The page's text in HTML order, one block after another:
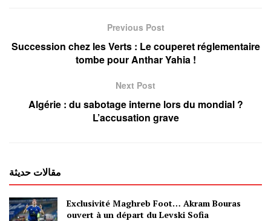
Previous Post
Succession chez les Verts : Le couperet réglementaire
tombe pour Anthar Yahia !
Next Post
Algérie : du sabotage interne lors du mondial ?
L’accusation grave
مقالات حديثة
Exclusivité Maghreb Foot… Akram Bouras
ouvert à un départ du Levski Sofia